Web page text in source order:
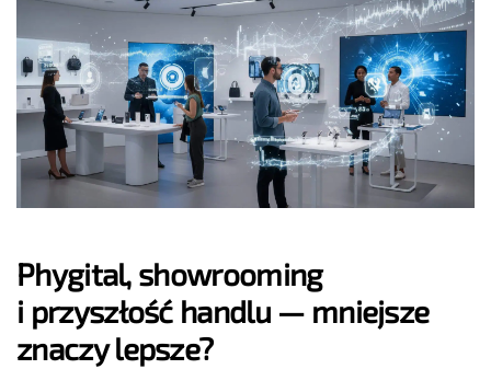
Phygital, showrooming
i przyszłość handlu — mniejsze
znaczy lepsze?